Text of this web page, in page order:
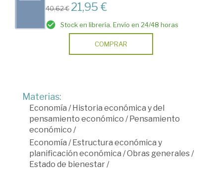
40,62 € 21,95 €
Stock en librería. Envío en 24/48 horas
COMPRAR
Materias:
Economía / Historia económica y del
pensamiento económico / Pensamiento
económico /
Economía / Estructura económica y
planificación económica /Obras generales/
Estado de bienestar/